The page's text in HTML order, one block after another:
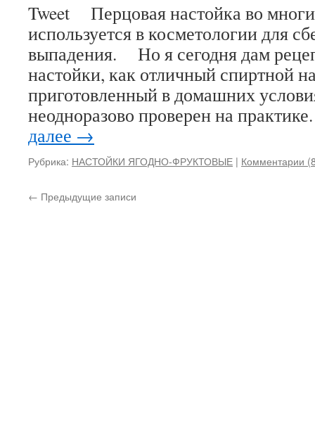
Tweet Перцовая настойка во
используется в косметологии для
выпадения. Но я сегодня дам
настойки, как отличный спиртной
приготовленный в домашних
неодноразово проверен на
далее →
Рубрика: НАСТОЙКИ ЯГОДНО-ФРУКТОВЫЕ | Комментарии
← Предыдущие записи